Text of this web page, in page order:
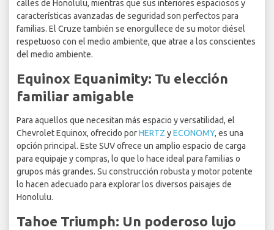
calles de Honolulu, mientras que sus interiores espaciosos y
características avanzadas de seguridad son perfectos para
familias. El Cruze también se enorgullece de su motor diésel
respetuoso con el medio ambiente, que atrae a los conscientes
del medio ambiente.
Equinox Equanimity: Tu elección
familiar amigable
Para aquellos que necesitan más espacio y versatilidad, el
Chevrolet Equinox, ofrecido porHERTZ yECONOMY, es una
opción principal. Este SUV ofrece un amplio espacio de carga
para equipaje y compras, lo que lo hace ideal para familias o
grupos más grandes. Su construcción robusta y motor potente
lo hacen adecuado para explorar los diversos paisajes de
Honolulu.
Tahoe Triumph: Un poderoso lujo